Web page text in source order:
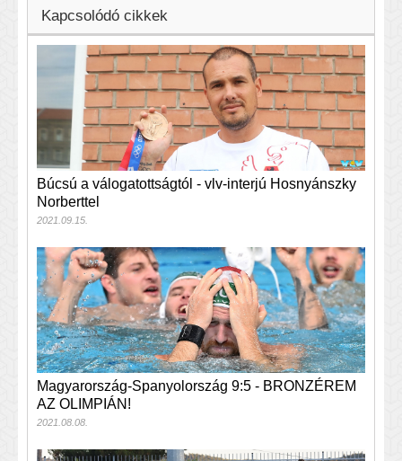
Kapcsolódó cikkek
Búcsú a válogatottságtól - vlv-interjú Hosnyánszky
Norberttel
2021.09.15.
Magyarország-Spanyolország 9:5 - BRONZÉREM
AZ OLIMPIÁN!
2021.08.08.